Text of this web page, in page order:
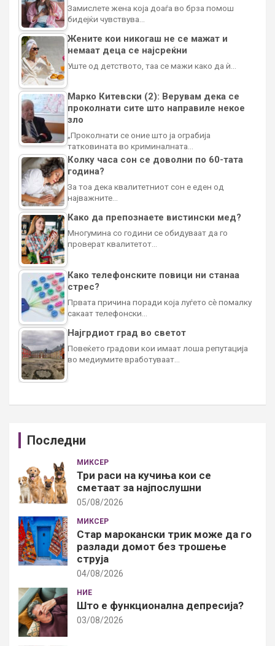
Замислете жена која доаѓа во брза помош
бидејќи чувствува…
Жените кои никогаш не се мажат и
немаат деца се најсреќни
Уште од детството, таа се мажи како да ѝ…
Марко Китевски (2): Верувам дека се
проколнати сите што направиле некое
зло
„Проколнати се оние што ја ограбија
татковината во криминалната…
Колку часа сон се доволни по 60-тата
година?
За тоа дека квалитетниот сон е еден од
најважните…
Како да препознаете вистински мед?
Многумина со години се обидуваат да го
проверат квалитетот…
Како телефонските повици ни станаа
стрес?
Првата причина поради која луѓето сè помалку
сакаат телефонски…
Најгрдиот град во светот
Повеќето градови кои имаат лоша репутација
во медиумите вработуваат…
Последни
МИКСЕР
Три раси на кучиња кои се
сметаат за најпослушни
05/08/2026
МИКСЕР
Стар марокански трик може да го
разлади домот без трошење
струја
04/08/2026
НИЕ
Што е функционална депресија?
03/08/2026